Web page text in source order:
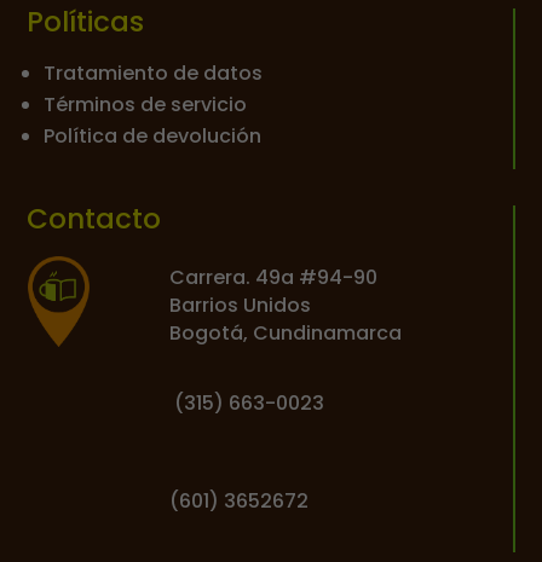
Políticas
Tratamiento de datos
Términos de servicio
Política de devolución
Contacto
Carrera. 49a #94-90
Barrios Unidos
Bogotá, Cundinamarca
(315) 663-0023
(601) 3652672